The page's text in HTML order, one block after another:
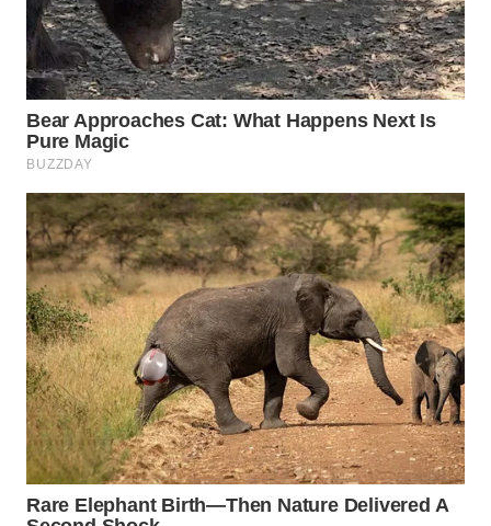
WN
BINJAI
WN
CIREBON
WN
INDRAMAYU
WN
KUNINGAN
WN
MAJALENGKA
WN
SUBANG